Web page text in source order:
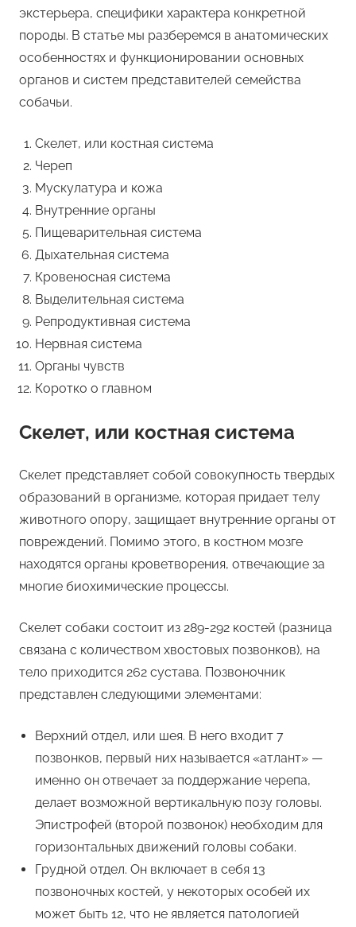
экстерьера, специфики характера конкретной
породы. В статье мы разберемся в анатомических
особенностях и функционировании основных
органов и систем представителей семейства
собачьи.
Скелет, или костная система
Череп
Мускулатура и кожа
Внутренние органы
Пищеварительная система
Дыхательная система
Кровеносная система
Выделительная система
Репродуктивная система
Нервная система
Органы чувств
Коротко о главном
Скелет, или костная система
Скелет представляет собой совокупность твердых
образований в организме, которая придает телу
животного опору, защищает внутренние органы от
повреждений. Помимо этого, в костном мозге
находятся органы кроветворения, отвечающие за
многие биохимические процессы.
Скелет собаки состоит из 289-292 костей (разница
связана с количеством хвостовых позвонков), на
тело приходится 262 сустава. Позвоночник
представлен следующими элементами:
Верхний отдел, или шея. В него входит 7
позвонков, первый них называется «атлант» —
именно он отвечает за поддержание черепа,
делает возможной вертикальную позу головы.
Эпистрофей (второй позвонок) необходим для
горизонтальных движений головы собаки.
Грудной отдел. Он включает в себя 13
позвоночных костей, у некоторых особей их
может быть 12, что не является патологией